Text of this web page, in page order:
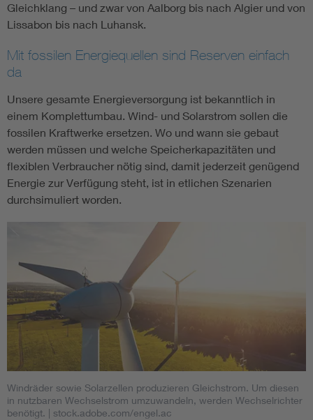
Gleichklang – und zwar von Aalborg bis nach Algier und von
Lissabon bis nach Luhansk.
Mit fossilen Energiequellen sind Reserven einfach
da
Unsere gesamte Energieversorgung ist bekanntlich in
einem Komplettumbau. Wind- und Solarstrom sollen die
fossilen Kraftwerke ersetzen. Wo und wann sie gebaut
werden müssen und welche Speicherkapazitäten und
flexiblen Verbraucher nötig sind, damit jederzeit genügend
Energie zur Verfügung steht, ist in etlichen Szenarien
durchsimuliert worden.
Windräder sowie Solarzellen produzieren Gleichstrom. Um diesen
in nutzbaren Wechselstrom umzuwandeln, werden Wechselrichter
benötigt. | stock.adobe.com/engel.ac